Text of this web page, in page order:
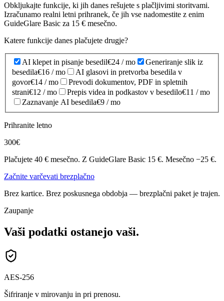
Obkljukajte funkcije, ki jih danes rešujete s plačljivimi storitvami.
Izračunamo realni letni prihranek, če jih vse nadomestite z enim
GuideGlare Basic za 15 € mesečno.
Katere funkcije danes plačujete drugje?
AI klepet in pisanje besedil€24 / mo
Generiranje slik iz
besedila€16 / mo
AI glasovi in pretvorba besedila v
govor€14 / mo
Prevodi dokumentov, PDF in spletnih
strani€12 / mo Prepis videa in podkastov v besedilo€11 / mo
Zaznavanje AI besedila€9 / mo
Prihranite letno
300€
Plačujete 40 € mesečno. Z GuideGlare Basic 15 €. Mesečno −25 €.
Začnite varčevati brezplačno
Brez kartice. Brez poskusnega obdobja — brezplačni paket je trajen.
Zaupanje
Vaši podatki ostanejo vaši.
AES-256
Šifriranje v mirovanju in pri prenosu.